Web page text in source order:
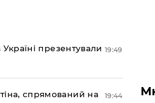
презентували 19:49
спрямований на
19:44